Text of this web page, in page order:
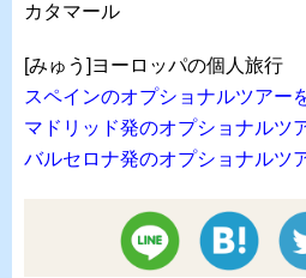
カタマール
[みゅう]ヨーロッパの個人旅行
スペインのオプショナルツアー
マドリッド発のオプショナルツ
バルセロナ発のオプショナルツ